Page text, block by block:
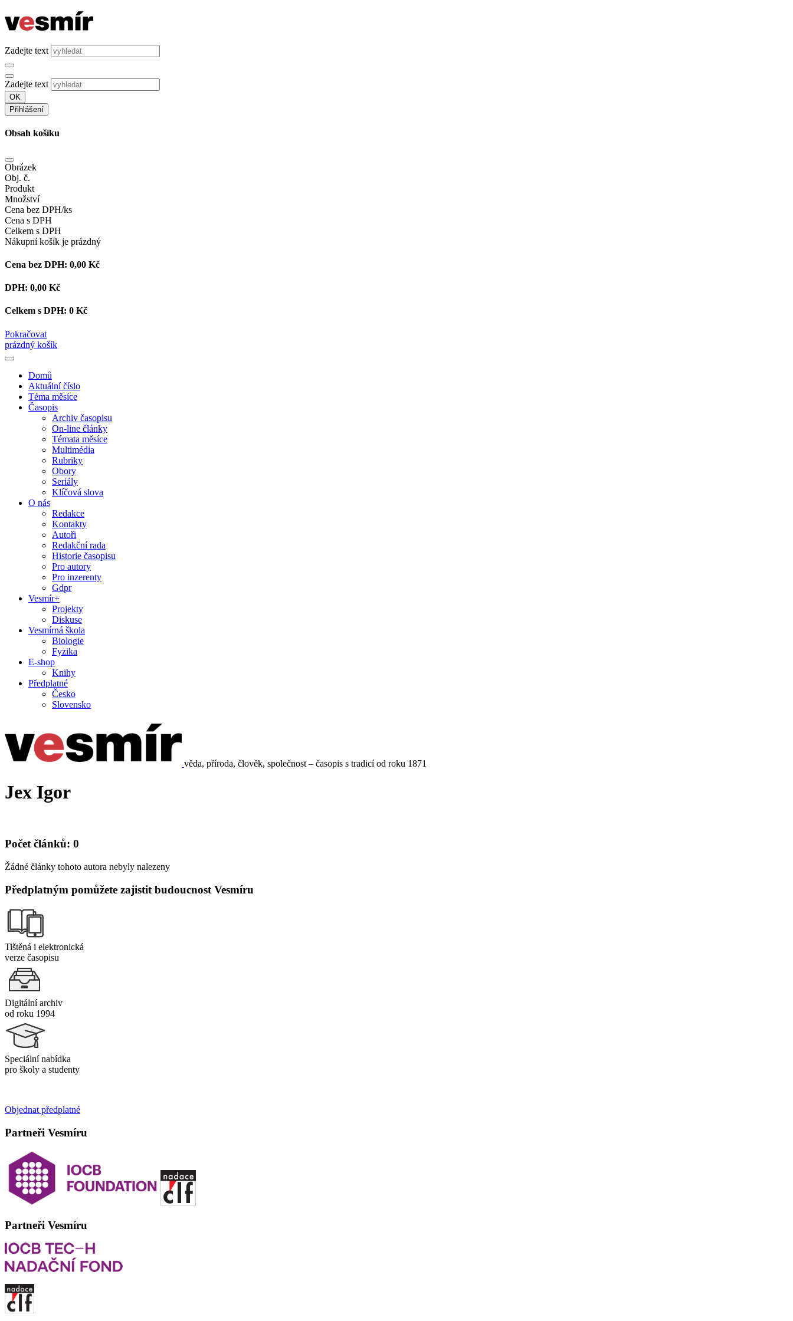
Zadejte text
Zadejte text
OK
Přihlášení
Obsah košíku
Obrázek
Obj. č.
Produkt
Množství
Cena bez DPH/ks
Cena s DPH
Celkem s DPH
Nákupní košík je prázdný
Cena bez DPH: 0,00 Kč
DPH: 0,00 Kč
Celkem s DPH: 0 Kč
Pokračovat
prázdný košík
Domů
Aktuální číslo
Téma měsíce
Časopis
Archiv časopisu
On-line články
Témata měsíce
Multimédia
Rubriky
Obory
Seriály
Klíčová slova
O nás
Redakce
Kontakty
Autoři
Redakční rada
Historie časopisu
Pro autory
Pro inzerenty
Gdpr
Vesmír+
Projekty
Diskuse
Vesmírná škola
Biologie
Fyzika
E-shop
Knihy
Předplatné
Česko
Slovensko
věda, příroda, člověk, společnost – časopis s tradicí od roku 1871
Jex Igor
Počet článků: 0
Žádné články tohoto autora nebyly nalezeny
Předplatným pomůžete zajistit budoucnost Vesmíru
Tištěná i elektronická
verze časopisu
Digitální archiv
od roku 1994
Speciální nabídka
pro školy a studenty
Objednat předplatné
Partneři Vesmíru
Partneři Vesmíru